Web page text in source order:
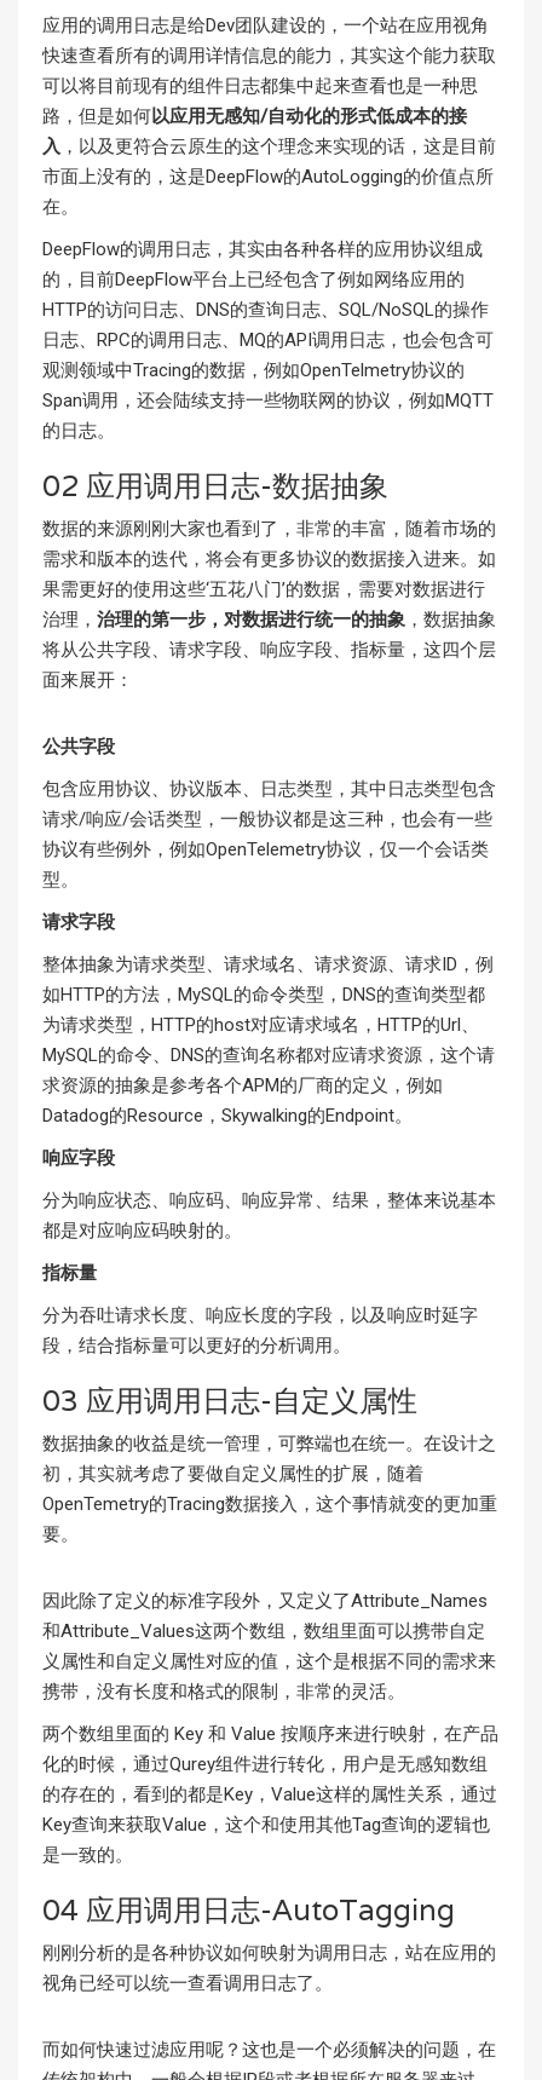
应用的调用日志是给Dev团队建设的，一个站在应用视角
快速查看所有的调用详情信息的能力，其实这个能力获取
可以将目前现有的组件日志都集中起来查看也是一种思
路，但是如何以应用无感知/自动化的形式低成本的接
入 ，以及更符合云原生的这个理念来实现的话，这是目前
市面上没有的，这是DeepFlow的AutoLogging的价值点所
在。
DeepFlow的调用日志，其实由各种各样的应用协议组成
的，目前DeepFlow平台上已经包含了例如网络应用的
HTTP的访问日志、DNS的查询日志、SQL/NoSQL的操作
日志、RPC的调用日志、MQ的API调用日志，也会包含可
观测领域中Tracing的数据，例如OpenTelmetry协议的
Span调用，还会陆续支持一些物联网的协议，例如MQTT
的日志。
02 应用调用日志-数据抽象
数据的来源刚刚大家也看到了，非常的丰富，随着市场的
需求和版本的迭代，将会有更多协议的数据接入进来。如
果需更好的使用这些‘五花八门’的数据，需要对数据进行
治理， 治理的第一步，对数据进行统一的抽象 ，数据抽象
将从公共字段、请求字段、响应字段、指标量，这四个层
面来展开：
公共字段
包含应用协议、协议版本、日志类型，其中日志类型包含
请求/响应/会话类型，一般协议都是这三种，也会有一些
协议有些例外，例如OpenTelemetry协议，仅一个会话类
型。
请求字段
整体抽象为请求类型、请求域名、请求资源、请求ID，例
如HTTP的方法，MySQL的命令类型，DNS的查询类型都
为请求类型，HTTP的host对应请求域名，HTTP的Url、
MySQL的命令、DNS的查询名称都对应请求资源，这个请
求资源的抽象是参考各个APM的厂商的定义，例如
Datadog的Resource，Skywalking的Endpoint。
响应字段
分为响应状态、响应码、响应异常、结果，整体来说基本
都是对应响应码映射的。
指标量
分为吞吐请求长度、响应长度的字段，以及响应时延字
段，结合指标量可以更好的分析调用。
03 应用调用日志-自定义属性
数据抽象的收益是统一管理，可弊端也在统一。在设计之
初，其实就考虑了要做自定义属性的扩展，随着
OpenTemetry的Tracing数据接入，这个事情就变的更加重
要。
因此除了定义的标准字段外，又定义了Attribute_Names
和Attribute_Values这两个数组，数组里面可以携带自定
义属性和自定义属性对应的值，这个是根据不同的需求来
携带，没有长度和格式的限制，非常的灵活。
两个数组里面的 Key 和 Value 按顺序来进行映射，在产品
化的时候，通过Qurey组件进行转化，用户是无感知数组
的存在的，看到的都是Key，Value这样的属性关系，通过
Key查询来获取Value，这个和使用其他Tag查询的逻辑也
是一致的。
04 应用调用日志-AutoTagging
刚刚分析的是各种协议如何映射为调用日志，站在应用的
视角已经可以统一查看调用日志了。
而如何快速过滤应用呢？这也是一个必须解决的问题，在